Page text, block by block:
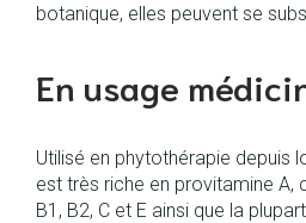
botanique, elles peuvent se
En usage
Utilisé en phytothérapie depuis
est très riche en provitamine A,
B1, B2, C et E ainsi que la